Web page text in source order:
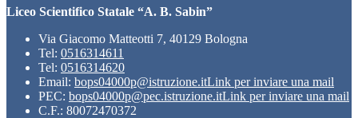
Liceo Scientifico Statale “A. B. Sabin”
Via Giacomo Matteotti 7, 40129 Bologna
Tel: 0516314611
Tel: 0516314620
Email: bops04000p@istruzione.itLink per inviare una mail
PEC: bops04000p@pec.istruzione.itLink per inviare una mail
C.F.: 80072470372